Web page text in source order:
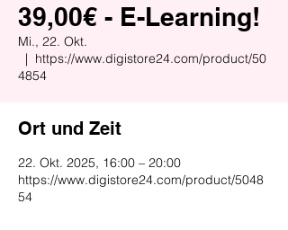
39,00€ - E-Learning!
Mi., 22. Okt.
  |
https://www.digistore24.com/product/50
4854
Ort und Zeit
22. Okt. 2025, 16:00 – 20:00
https://www.digistore24.com/product/5048
54